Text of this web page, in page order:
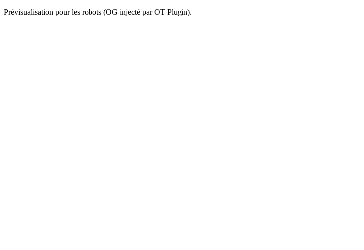
Prévisualisation pour les robots (OG injecté par OT Plugin).